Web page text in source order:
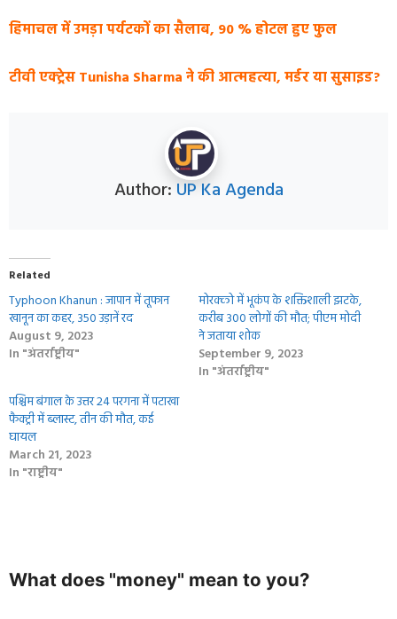
हिमाचल में उमड़ा पर्यटकों का सैलाब, 90 % होटल हुए फुल
टीवी एक्ट्रेस Tunisha Sharma ने की आत्महत्या, मर्डर या सुसाइड?
Author: UP Ka Agenda
Related
Typhoon Khanun : जापान में तूफान
खानून का कहर, 350 उड़ानें रद
August 9, 2023
In "अंतर्राष्ट्रीय"
मोरक्को में भूकंप के शक्तिशाली झटके,
करीब 300 लोगों की मौत; पीएम मोदी
ने जताया शोक
September 9, 2023
In "अंतर्राष्ट्रीय"
पश्चिम बंगाल के उत्तर 24 परगना में पटाखा
फैक्ट्री में ब्लास्ट, तीन की मौत, कई
घायल
March 21, 2023
In "राष्ट्रीय"
What does "money" mean to you?